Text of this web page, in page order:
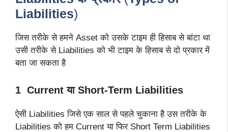
Liabilities)
जिस तरीके से हमने Asset को उसके टाइम ही हिसाब से बांटा था
उसी तरीके से Liabilities को भी टाइम के हिसाब से दो प्रकार में
बता जा सकता है
1 Current या Short-Term Liabilities
ऐसी Liabilities जिसे एक साल से पहले चुकाना है उस तरीके के
Liabilities को हम Current या फिर Short Term Liabilities